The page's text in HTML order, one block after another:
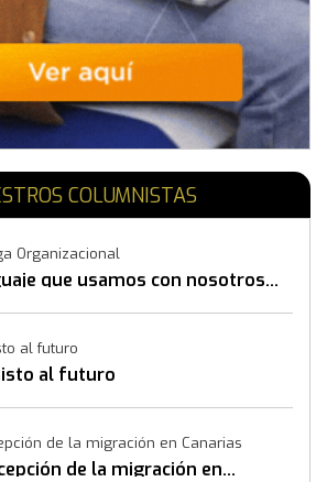
COLUMNISTAS
Organizacional
que usamos con nosotros
al futuro
al futuro
de la migración en Canarias
de la migración en